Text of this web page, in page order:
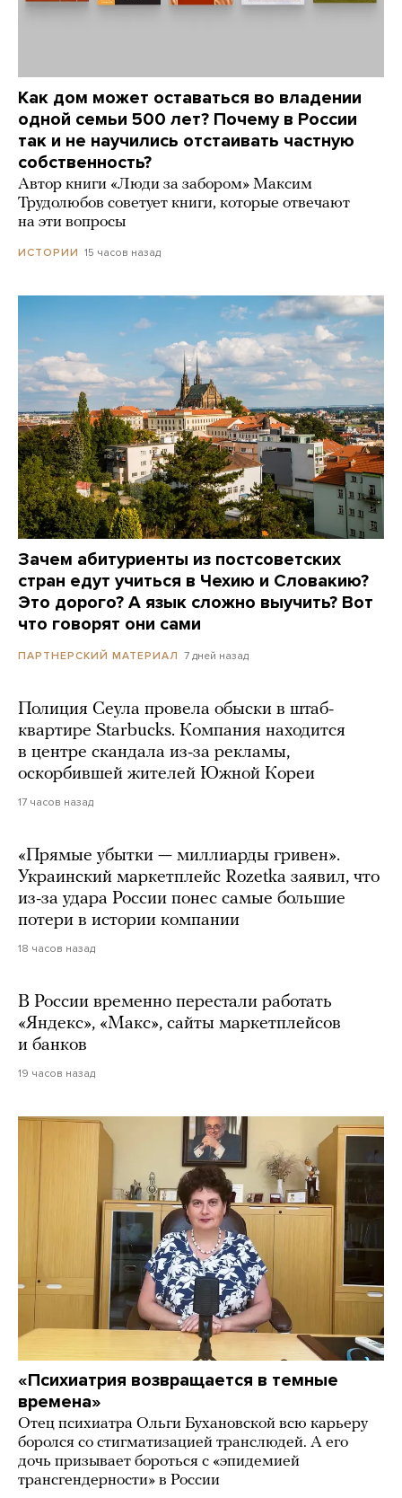
Как дом может оставаться во владении
одной семьи 500 лет? Почему в России
так и не научились отстаивать частную
собственность?
Автор книги «Люди за забором» Максим
Трудолюбов советует книги, которые отвечают
на эти вопросы
ИСТОРИИ 15 часов назад
Зачем абитуриенты из постсоветских
стран едут учиться в Чехию и Словакию?
Это дорого? А язык сложно выучить? Вот
что говорят они сами
ПАРТНЕРСКИЙ МАТЕРИАЛ 7 дней назад
Полиция Сеула провела обыски в штаб-
квартире Starbucks. Компания находится
в центре скандала из-за рекламы,
оскорбившей жителей Южной Кореи
17 часов назад
«Прямые убытки — миллиарды гривен».
Украинский маркетплейс Rozetka заявил, что
из-за удара России понес самые большие
потери в истории компании
18 часов назад
В России временно перестали работать
«Яндекс», «Макс», сайты маркетплейсов
и банков
19 часов назад
«Психиатрия возвращается в темные
времена»
Отец психиатра Ольги Бухановской всю карьеру
боролся со стигматизацией транслюдей. А его
дочь призывает бороться с «эпидемией
трансгендерности» в России